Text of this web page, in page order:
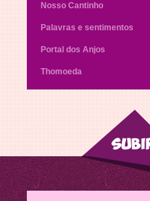
Nosso Cantinho
Palavras e sentimentos
Portal dos Anjos
Thomoeda